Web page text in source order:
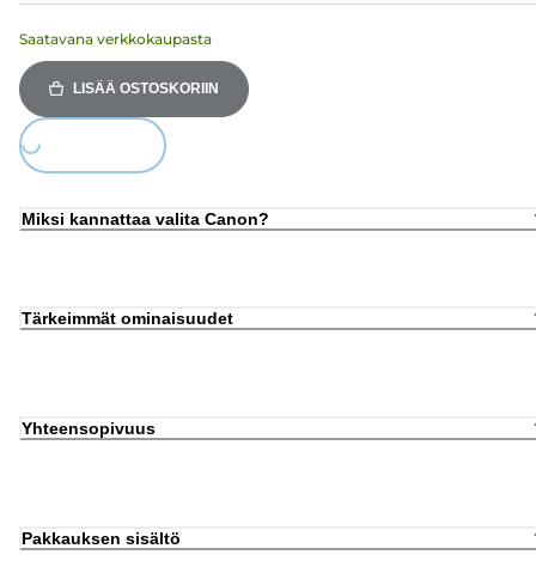
Saatavana verkkokaupasta
LISÄÄ OSTOSKORIIN
Loading...
Miksi kannattaa valita Canon?
Tärkeimmät ominaisuudet
Yhteensopivuus
Pakkauksen sisältö